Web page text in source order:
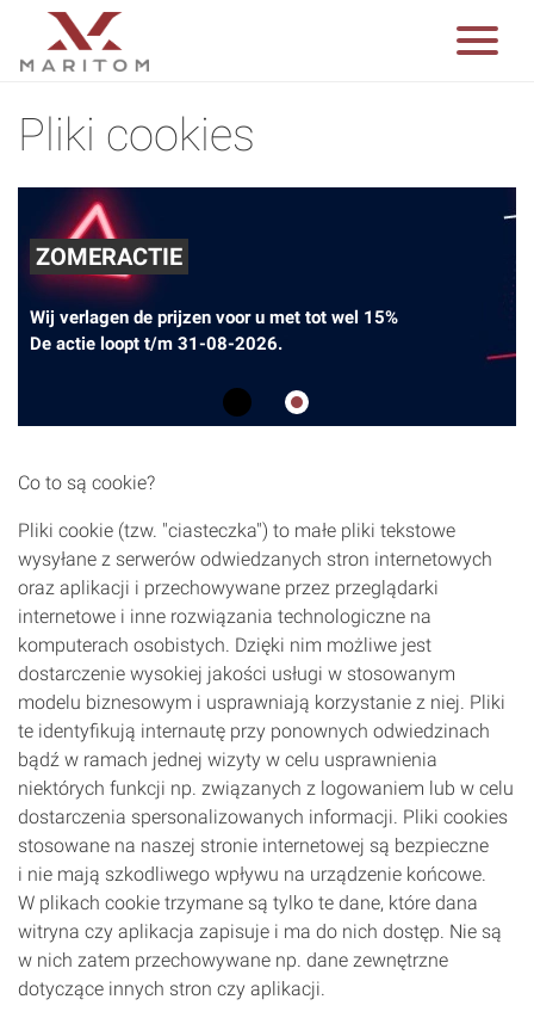
Pliki cookies
voor u met tot wel 15%
08-2026.
* Modern design *
Co to są cookie?
Pliki cookie (tzw. "ciasteczka") to małe pliki tekstowe
wysyłane z serwerów odwiedzanych stron internetowych
oraz aplikacji i przechowywane przez przeglądarki
internetowe i inne rozwiązania technologiczne na
komputerach osobistych. Dzięki nim możliwe jest
dostarczenie wysokiej jakości usługi w stosowanym
modelu biznesowym i usprawniają korzystanie z niej. Pliki
te identyfikują internautę przy ponownych odwiedzinach
bądź w ramach jednej wizyty w celu usprawnienia
niektórych funkcji np. związanych z logowaniem lub w celu
dostarczenia spersonalizowanych informacji. Pliki cookies
stosowane na naszej stronie internetowej są bezpieczne
i nie mają szkodliwego wpływu na urządzenie końcowe.
W plikach cookie trzymane są tylko te dane, które dana
witryna czy aplikacja zapisuje i ma do nich dostęp. Nie są
w nich zatem przechowywane np. dane zewnętrzne
dotyczące innych stron czy aplikacji.